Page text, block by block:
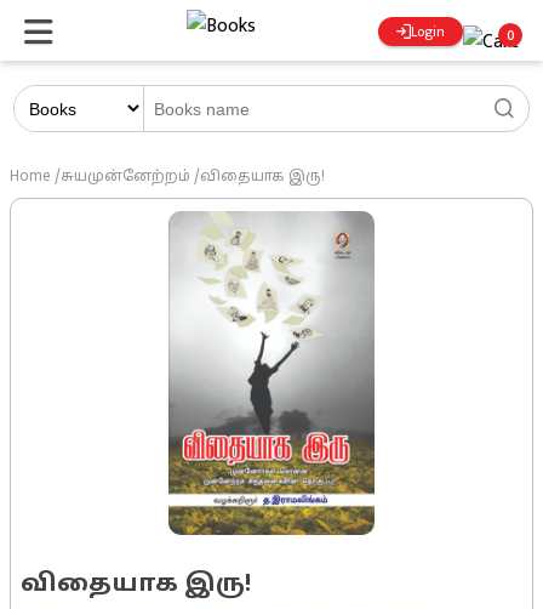
Login 0
Home /சுயமுன்னேற்றம் /விதையாக இரு!
விதையாக இரு!